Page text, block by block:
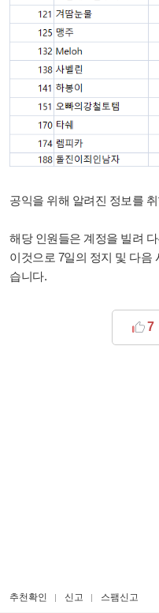
공익을 위해 알려진 정보를
해당 인원들은 계정을 빌려
이것으로 7일의 정지 및 다음
습니다.
7
추천확인 신고 스팸신고